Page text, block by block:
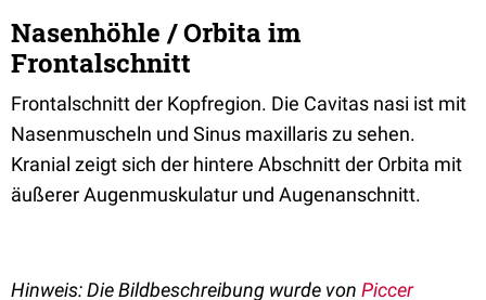
Nasenhöhle / Orbita im
Frontalschnitt
Frontalschnitt der Kopfregion. Die Cavitas nasi ist mit
Nasenmuscheln und Sinus maxillaris zu sehen.
Kranial zeigt sich der hintere Abschnitt der Orbita mit
äußerer Augenmuskulatur und Augenanschnitt.
Hinweis: Die Bildbeschreibung wurde von Piccer